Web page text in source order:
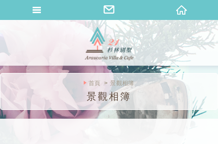
桐花山莊
首頁 景觀相簿
景觀相簿